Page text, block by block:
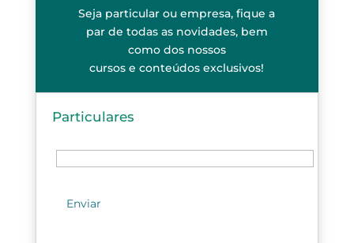
Seja particular ou empresa, fique a
par de todas as novidades, bem
como dos nossos
cursos e conteúdos exclusivos!
Particulares